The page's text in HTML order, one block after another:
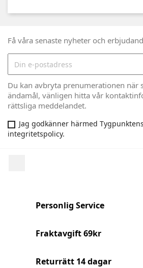
Få våra senaste nyheter och
Du kan avbryta prenumerationen när
ändamål, vänligen hitta vår
rättsliga meddelandet.
Jag godkänner härmed
integritetspolicy.
Personlig Service
Fraktavgift 69kr
Returrätt 14 dagar